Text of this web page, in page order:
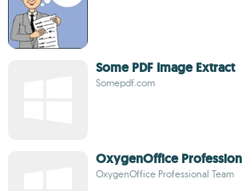
Some PDF Image Extract
Somepdf.com
OxygenOffice
OxygenOffice Professional Team